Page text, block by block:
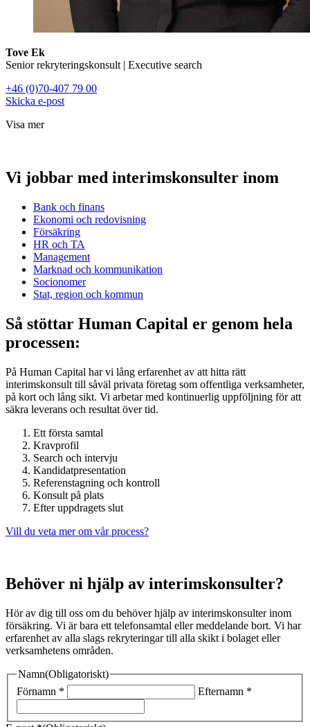
Tove Ek
Senior rekryteringskonsult | Executive search
+46 (0)70-407 79 00
Skicka e-post
Visa mer
Vi jobbar med interimskonsulter inom
Bank och finans
Ekonomi och redovisning
Försäkring
HR och TA
Management
Marknad och kommunikation
Socionomer
Stat, region och kommun
Så stöttar Human Capital er genom hela
processen:
På Human Capital har vi lång erfarenhet av att hitta rätt
interimskonsult till såväl privata företag som offentliga verksamheter,
på kort och lång sikt. Vi arbetar med kontinuerlig uppföljning för att
säkra leverans och resultat över tid.
Ett första samtal
Kravprofil
Search och intervju
Kandidatpresentation
Referenstagning och kontroll
Konsult på plats
Efter uppdragets slut
Vill du veta mer om vår process?
Behöver ni hjälp av interimskonsulter?
Hör av dig till oss om du behöver hjälp av interimskonsulter inom
försäkring. Vi är bara ett telefonsamtal eller meddelande bort. Vi har
erfarenhet av alla slags rekryteringar till alla skikt i bolaget eller
verksamhetens områden.
Namn(Obligatoriskt)
Förnamn *
Efternamn *